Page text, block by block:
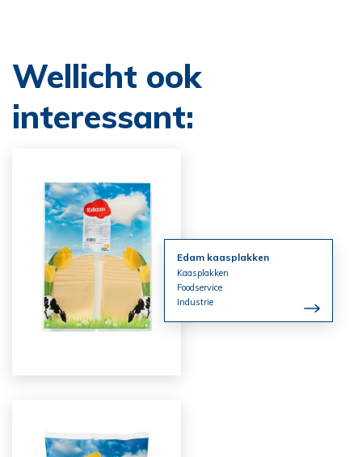
Wellicht ook
interessant:
Edam kaasplakken
Kaasplakken
Foodservice
Industrie